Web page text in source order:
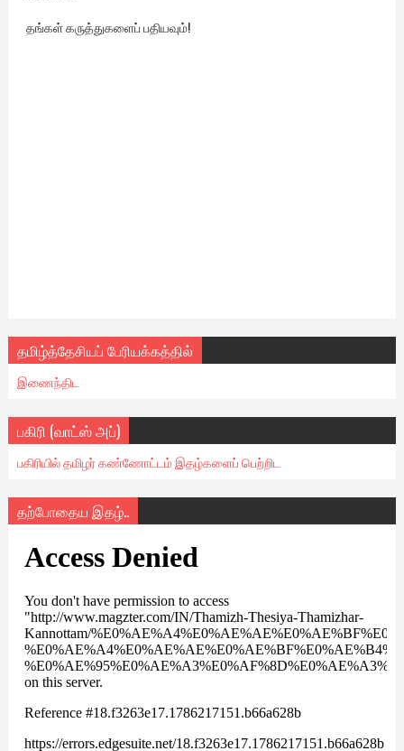
தங்கள் கருத்துகளைப் பதியவும்!
தமிழ்த்தேசியப் பேரியக்கத்தில்
இணைந்திட
பகிரி (வாட்ஸ் அப்)
பகிரியில் தமிழர் கண்ணோட்டம் இதழ்களைப் பெற்றிட
தற்போதைய இதழ்..